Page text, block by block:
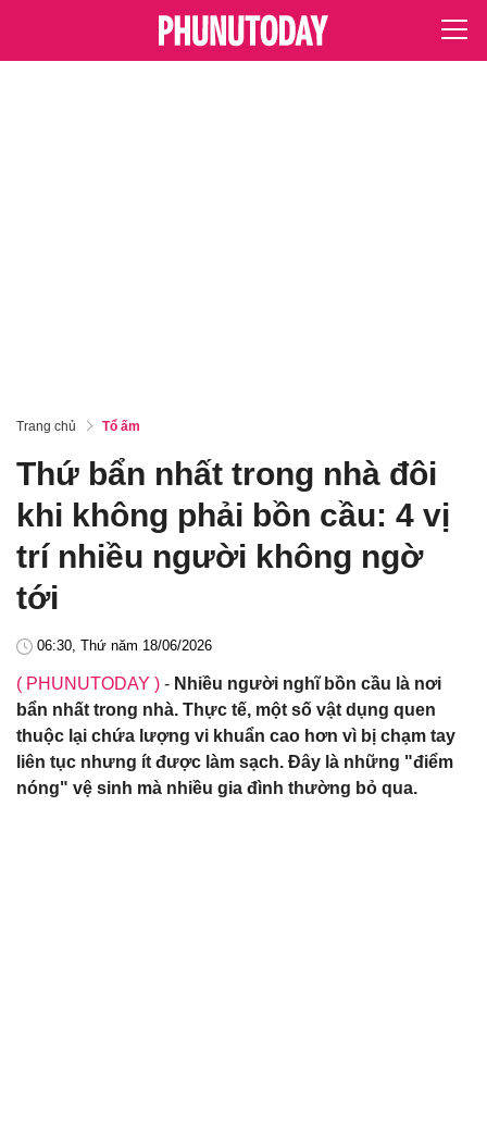
Trang chủ Tổ ấm
Thứ bẩn nhất trong nhà đôi
khi không phải bồn cầu: 4 vị
trí nhiều người không ngờ
tới
06:30, Thứ năm 18/06/2026
( PHUNUTODAY ) - Nhiều người nghĩ bồn cầu là nơi
bẩn nhất trong nhà. Thực tế, một số vật dụng quen
thuộc lại chứa lượng vi khuẩn cao hơn vì bị chạm tay
liên tục nhưng ít được làm sạch. Đây là những "điểm
nóng" vệ sinh mà nhiều gia đình thường bỏ qua.